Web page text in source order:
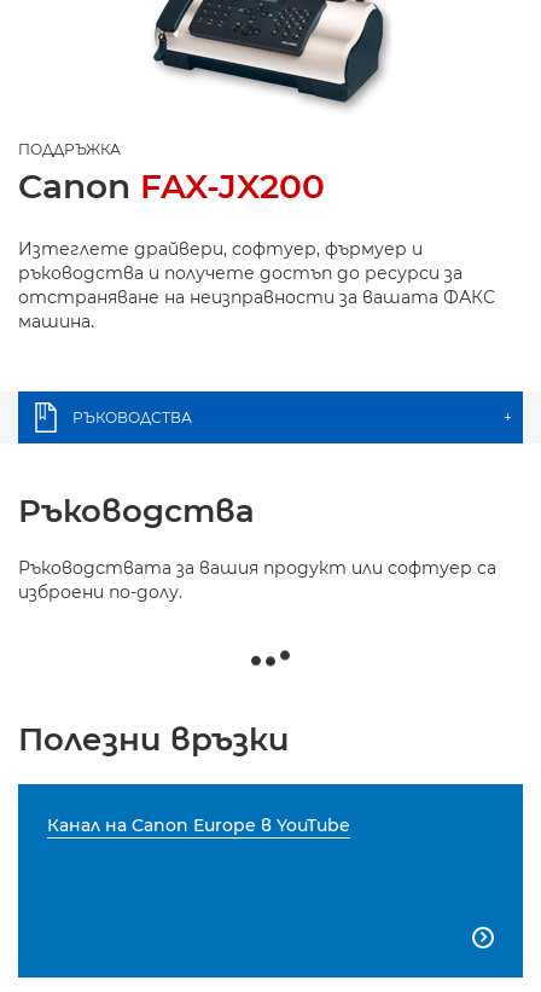
ПОДДРЪЖКА
Canon FAX-JX200
Изтеглете драйвери, софтуер, фърмуер и
ръководства и получете достъп до ресурси за
отстраняване на неизправности за вашата ФАКС
машина.
РЪКОВОДСТВА +
Ръководства
Ръководствата за вашия продукт или софтуер са
изброени по-долу.
Полезни връзки
Канал на Canon Europe в YouTube
